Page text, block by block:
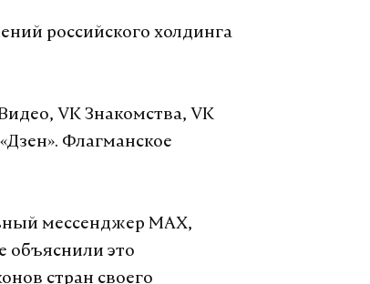
российского холдинга
VK Знакомства, VK
Флагманское
мессенджер MAX,
объяснили это
стран своего